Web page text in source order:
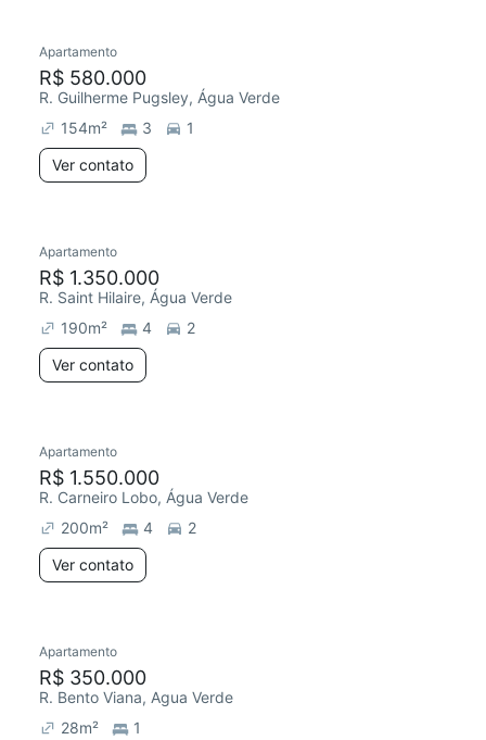
Apartamento
R$ 580.000
R. Guilherme Pugsley, Água Verde
154m² 3
1
Ver contato
Apartamento
R$ 1.350.000
R. Saint Hilaire, Água Verde
190m² 4
2
Ver contato
Apartamento
R$ 1.550.000
R. Carneiro Lobo, Água Verde
200m² 4
2
Ver contato
Apartamento
R$ 350.000
R. Bento Viana, Agua Verde
28m²
1